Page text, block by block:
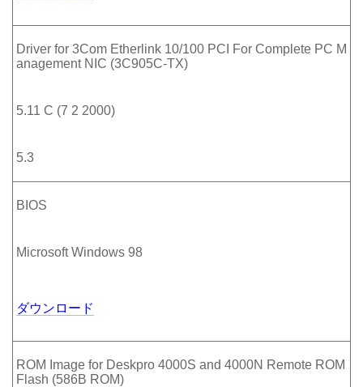
Driver for 3Com Etherlink 10/100 PCI For Complete PC M
anagement NIC (3C905C-TX)
5.11 C (7 2 2000)
5.3
BIOS
Microsoft Windows 98
ダウンロード
ROM Image for Deskpro 4000S and 4000N Remote ROM
Flash (586B ROM)